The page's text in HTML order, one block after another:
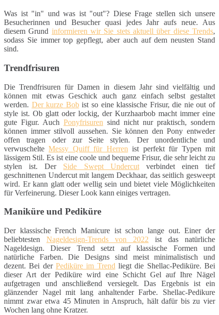
Was ist "in" und was ist "out"? Diese Frage stellen sich unsere
Besucherinnen und Besucher quasi jedes Jahr aufs neue. Aus
diesem Grund informieren wir Sie stets aktuell über diese Trends,
sodass Sie immer top gepflegt, aber auch auf dem neusten Stand
sind.
Trendfrisuren
Die Trendfrisuren für Damen in diesem Jahr sind vielfältig und
können mit etwas Geschick auch ganz einfach selbst gestaltet
werden. Der kurze Bobist so eine klassische Frisur, die nie out of
style ist. Ob glatt oder lockig, der Kurzhaarbob macht immer eine
gute Figur. Auch Ponyfrisuren sind nicht nur praktisch, sondern
können immer stilvoll aussehen. Sie können den Pony entweder
offen tragen oder zur Seite stylen. Der unordentliche und
verwuschelteMessy Quiff für Herren ist perfekt für Typen mit
lässigem Stil. Es ist eine coole und bequeme Frisur, die sehr leicht zu
stylen ist. Der Side Swept Undercutverbindet einen tief
geschnittenen Undercut mit langem Deckhaar, das seitlich gesweept
wird. Er kann glatt oder wellig sein und bietet viele Möglichkeiten
für Verfeinerung. Dieser Look kann einiges vertragen.
Maniküre und Pediküre
Der klassische French Manicure ist schon lange out. Einer der
beliebtesten Nageldesign-Trends von 2022 ist das natürliche
Nageldesign. Dieser Trend setzt auf klassische Formen und
natürliche Farben. Die Designs sind meist minimalistisch und
dezent. Bei der Pediküre im Trend liegt die Shellac-Pediküre. Bei
dieser Art der Pediküre wird eine Schicht Gel auf Ihre Nägel
aufgetragen und anschließend versiegelt. Das Ergebnis ist ein
glänzender Nagel mit lang anhaltender Farbe. Shellac-Pedikure
nimmt zwar etwa 45 Minuten in Anspruch, hält dafür bis zu vier
Wochen lang ohne Kratzer.